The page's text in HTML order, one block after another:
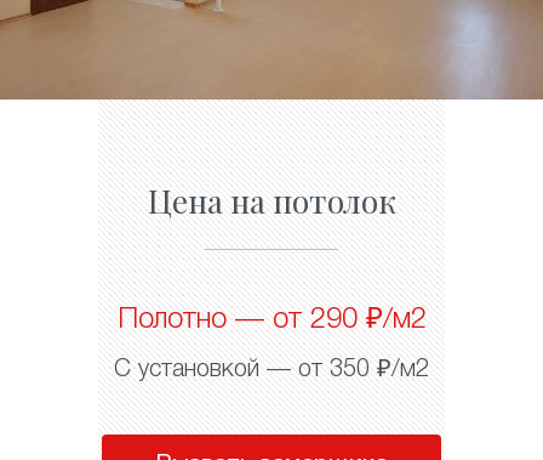
Цена на потолок
Полотно — от 290 ₽/м2
С установкой — от 350 ₽/м2